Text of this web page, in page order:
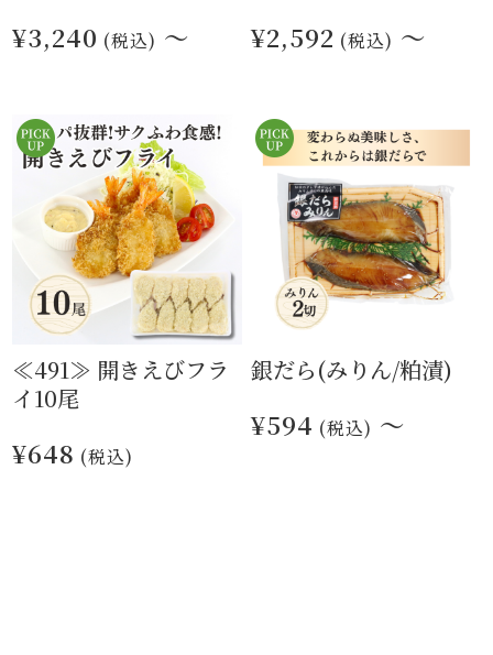
¥3,240 (税込) ～ ¥2,592 (税込) ～
≪491≫ 開きえびフラ
イ10尾
¥648 (税込)
銀だら(みりん/粕漬)
¥594 (税込) ～